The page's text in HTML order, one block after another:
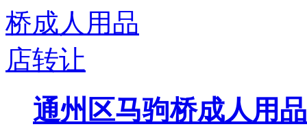
通州区马驹桥成人用